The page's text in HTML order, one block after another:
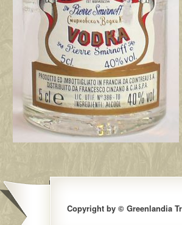
Copyright by © Greenlandia